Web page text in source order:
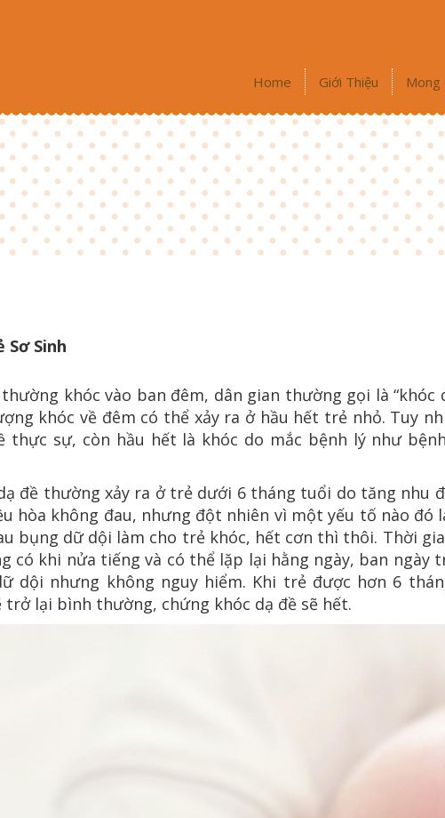
Home Giới Thiệu Mong
Sơ Sinh
khóc vào ban đêm, dân gian thường gọi là “khóc
khóc về đêm có thể xảy ra ở hầu hết trẻ nhỏ. Tuy
thực sự, còn hầu hết là khóc do mắc bệnh lý như
đề thường xảy ra ở trẻ dưới 6 tháng tuổi do tăng nhu
hòa không đau, nhưng đột nhiên vì một yếu tố nào đó
bụng dữ dội làm cho trẻ khóc, hết cơn thì thôi. Thời
có khi nửa tiếng và có thể lặp lại hằng ngày, ban ngày
dội nhưng không nguy hiểm. Khi trẻ được hơn 6
trở lại bình thường, chứng khóc dạ đề sẽ hết.